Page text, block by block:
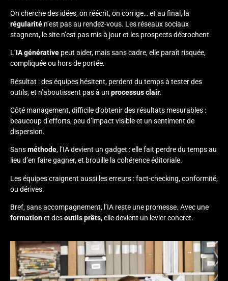
On cherche des idées, on réécrit, on corrige… et au final, la
régularité n’est pas au rendez-vous. Les réseaux sociaux
stagnent, le site n’est pas mis à jour et les prospects décrochent.
L’IA générative peut aider, mais sans cadre, elle paraît risquée,
compliquéeou hors de portée.
Résultat : des équipes hésitent, perdent du temps à tester des
outils, et n’aboutissent pas à un processus clair.
Côté management, difficile d’obtenir des résultats mesurables :
beaucoup d’efforts, peu d’impact visible et un sentiment de
dispersion.
Sansméthode, l’IA devient un gadget : ellefait perdre du tempsau
lieu d’en faire gagner, et brouille la cohérence éditoriale.
Les équipes craignent aussi les erreurs :fact-checking,conformité,
ou dérives.
Bref, sans accompagnement, l’IA reste une promesse. Avec une
formationet desoutils prêts, elle devient un levier concret.